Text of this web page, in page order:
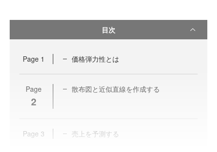
目次
Page 1 価格弾力性とは
Page
2
散布図と近似直線を作成する
Page 3 売上を予測する